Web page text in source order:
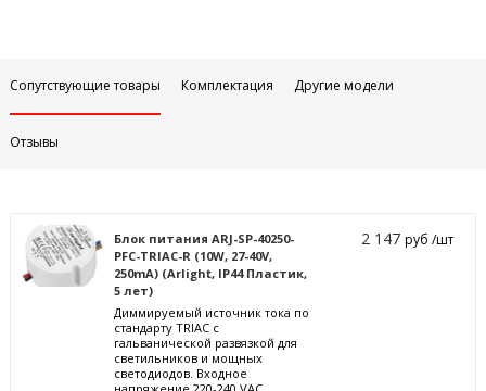
Сопутствующие товары Комплектация Другие модели
Отзывы
Блок питания ARJ-SP-40250-
PFC-TRIAC-R (10W, 27-40V,
250mA) (Arlight, IP44 Пластик,
5 лет)
Диммируемый источник тока по
стандарту TRIAC с
гальванической развязкой для
светильников и мощных
светодиодов. Входное
2 147руб /шт